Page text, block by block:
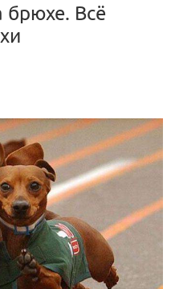
брюхе. Всё